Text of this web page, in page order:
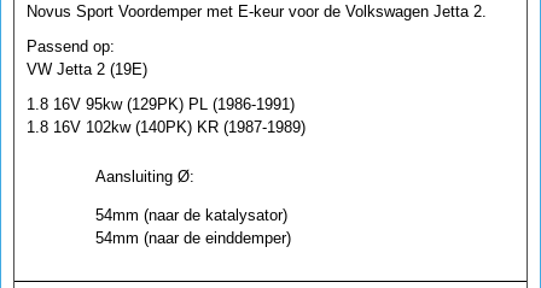
Novus Sport Voordemper met E-keur voor de Volkswagen Jetta 2.
Passend op:
VW Jetta 2 (19E)
1.8 16V 95kw (129PK) PL (1986-1991)
1.8 16V 102kw (140PK) KR (1987-1989)
Aansluiting Ø:
54mm (naar de katalysator)
54mm (naar de einddemper)